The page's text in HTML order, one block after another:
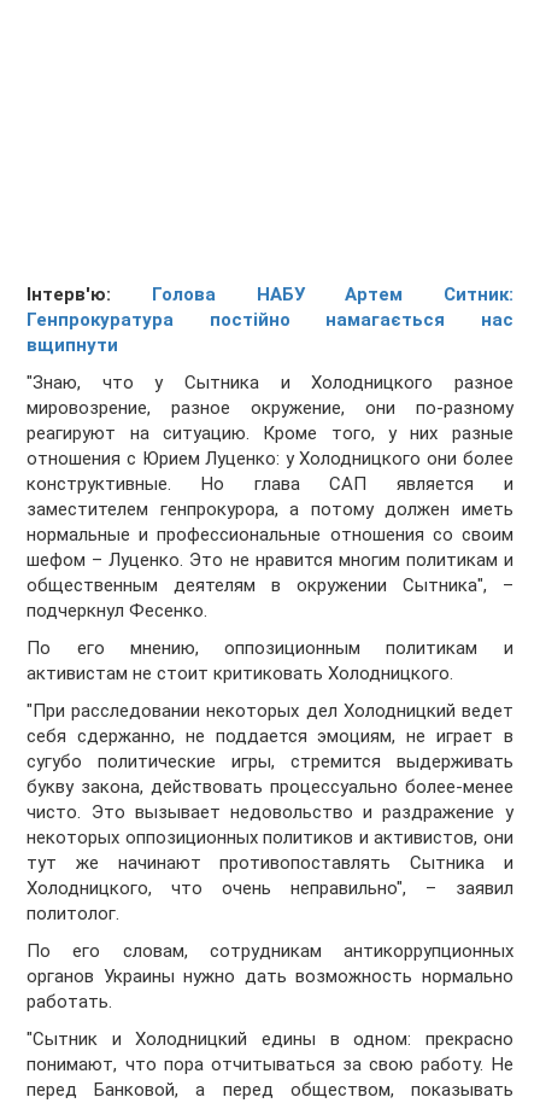
Інтерв'ю: Голова НАБУ Артем Ситник:
Генпрокуратура постійно намагається нас
вщипнути
"Знаю, что у Сытника и Холодницкого разное
мировозрение, разное окружение, они по-разному
реагируют на ситуацию. Кроме того, у них разные
отношения с Юрием Луценко: у Холодницкого они более
конструктивные. Но глава САП является и
заместителем генпрокурора, а потому должен иметь
нормальные и профессиональные отношения со своим
шефом – Луценко. Это не нравится многим политикам и
общественным деятелям в окружении Сытника", –
подчеркнул Фесенко.
По его мнению, оппозиционным политикам и
активистам не стоит критиковать Холодницкого.
"При расследовании некоторых дел Холодницкий ведет
себя сдержанно, не поддается эмоциям, не играет в
сугубо политические игры, стремится выдерживать
букву закона, действовать процессуально более-менее
чисто. Это вызывает недовольство и раздражение у
некоторых оппозиционных политиков и активистов, они
тут же начинают противопоставлять Сытника и
Холодницкого, что очень неправильно", – заявил
политолог.
По его словам, сотрудникам антикоррупционных
органов Украины нужно дать возможность нормально
работать.
"Сытник и Холодницкий едины в одном: прекрасно
понимают, что пора отчитываться за свою работу. Не
перед Банковой, а перед обществом, показывать